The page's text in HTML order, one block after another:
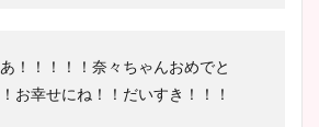
！！！！！奈々ちゃんおめでと
お幸せにね！！だいすき！！！